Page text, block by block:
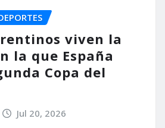
viven la
la que España
Copa del
Jul 20, 2026